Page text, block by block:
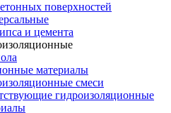
поверхностей
и цемента
материалы
смеси
гидроизоляционные